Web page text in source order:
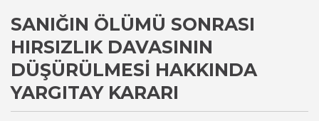
SANIĞIN ÖLÜMÜ SONRASI
HIRSIZLIK DAVASININ
DÜŞÜRÜLMESI HAKKINDA
YARGITAY KARARI